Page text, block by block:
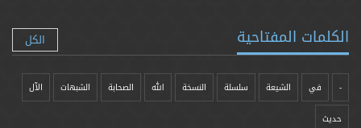
الكلمات المفتاحية الكل
- في الشيعة سلسلة النسخة الله الصحابة الشبهات الآل
حدیث